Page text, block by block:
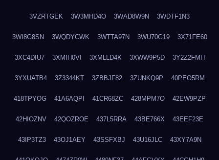
3VZRTGEK 3W3MHD4O 3WAD8W9N 3WDTF1N3
3WI8G8SN 3WQDYCWK 3WTTA97N 3WU70G19 3X71FE60
3XC4DIU7 3XMIH0VI 3XMLLD4K 3XWW9P5D 3Y2Z2FMH
3YXUATB4 3Z3344KT 3ZBBJF82 3ZUNKQ9P 40PEO5RM
418TPYOG 41A6AQPI 41CR68ZC 428MPM7O 42EW9PZP
42HIOZNV 42QOZROE 437L5RRA 43BE766X 43EEF23E
43IP3TZ3 43OJ1AEY 43SSFXBJ 43U16JLC 43XY7A9N